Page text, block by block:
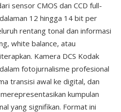
sensor CMOS dan CCD full-
12 hingga 14 bit per
rentang tonal dan informasi
white balance, atau
Kamera DCS Kodak
fotojurnalisme profesional
transisi awal ke digital, dan
kumpulan
yang signifikan. Format ini